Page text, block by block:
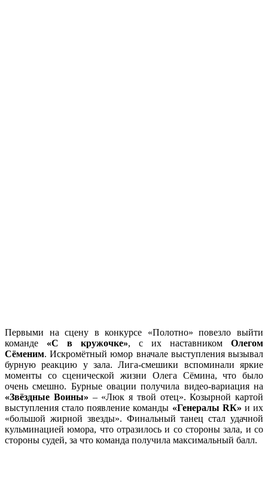
Первыми на сцену в конкурсе «Полотно» повезло выйти
команде «С в кружочке», с их наставником Олегом
Сёменим. Искромётный юмор вначале выступления вызывал
бурную реакцию у зала. Лига-смешики вспоминали яркие
моменты со сценической жизни Олега Сёмина, что было
очень смешно. Бурные овации получила видео-вариация на
«Звёздные Воины» – «Люк я твой отец». Козырной картой
выступления стало появление команды «Генералы RК» и их
«большой жирной звезды». Финальный танец стал удачной
кульминацией юмора, что отразилось и со стороны зала, и со
стороны судей, за что команда получила максимальный балл.